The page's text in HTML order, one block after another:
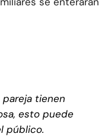
tienen
esto puede
público.